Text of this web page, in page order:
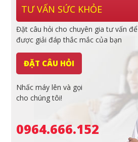
TƯ VẤN SỨC KHỎE
Đặt câu hỏi cho chuyên gia tư vấn để
được giải đáp thắc mắc của bạn
0964.666.152
ĐẶT CÂU HỎI
Nhấc máy lên và gọi
cho chúng tôi!